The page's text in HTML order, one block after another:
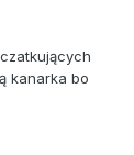
kanarka bo